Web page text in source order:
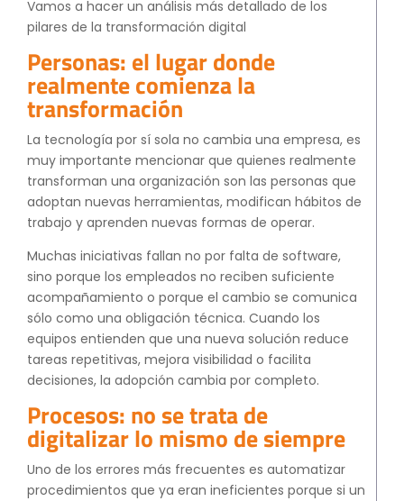
Vamos a hacer un análisis más detallado de los
pilares de la transformación digital
Personas: el lugar donde
realmente comienza la
transformación
La tecnología por sí sola no cambia una empresa, es
muy importante mencionar que quienes realmente
transforman una organización son las personas que
adoptan nuevas herramientas, modifican hábitos de
trabajo y aprenden nuevas formas de operar.
Muchas iniciativas fallan no por falta de software,
sino porque los empleados no reciben suficiente
acompañamiento o porque el cambio se comunica
sólo como una obligación técnica. Cuando los
equipos entienden que una nueva solución reduce
tareas repetitivas, mejora visibilidad o facilita
decisiones, la adopción cambia por completo.
Procesos: no se trata de
digitalizar lo mismo de siempre
Uno de los errores más frecuentes es automatizar
procedimientos que ya eran ineficientes porque si un